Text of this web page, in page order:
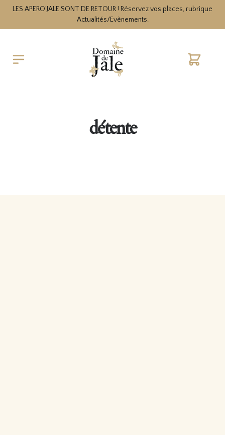
LES APERO'JALE SONT DE RETOUR ! Réservez vos places, rubrique
Actualités/Evènements.
Cart
détente